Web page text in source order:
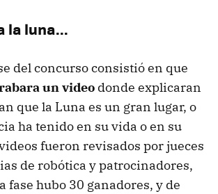
la luna...
del concurso consistió en que
un video donde explicaran
que la Luna es un gran lugar, o
ha tenido en su vida o en su
fueron revisados por jueces
de robótica y patrocinadores,
fase hubo 30 ganadores, y de